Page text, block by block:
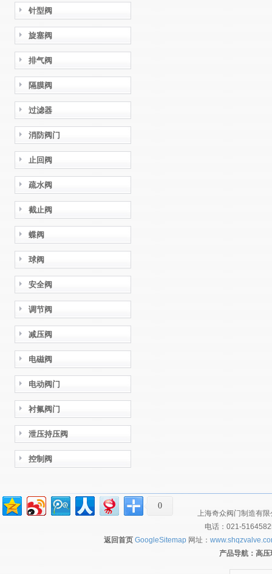
针型阀
旋塞阀
排气阀
隔膜阀
过滤器
消防阀门
止回阀
疏水阀
截止阀
蝶阀
球阀
安全阀
调节阀
减压阀
电磁阀
电动阀门
衬氟阀门
泄压持压阀
控制阀
0
上海奇众阀门制造有
电话：021-
返回首页 GoogleSitemap 网址：
产品导航： 高压